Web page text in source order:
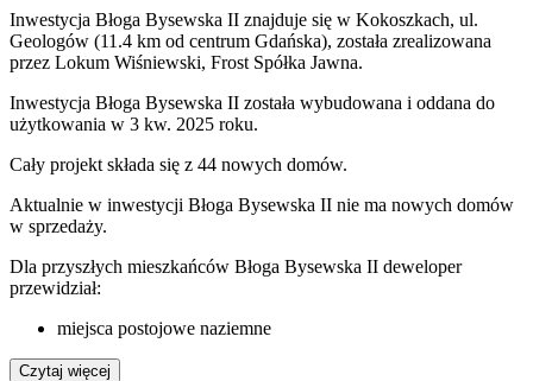
Inwestycja Błoga Bysewska II znajduje się w Kokoszkach, ul.
Geologów (11.4 km od centrum Gdańska), została zrealizowana
przez Lokum Wiśniewski, Frost Spółka Jawna.
Inwestycja Błoga Bysewska II została wybudowana i oddana do
użytkowania w 3 kw. 2025 roku.
Cały projekt składa się z 44 nowych domów.
Aktualnie w inwestycji Błoga Bysewska II nie ma nowych domów
w sprzedaży.
Dla przyszłych mieszkańców Błoga Bysewska II deweloper
przewidział:
miejsca postojowe naziemne
Czytaj więcej